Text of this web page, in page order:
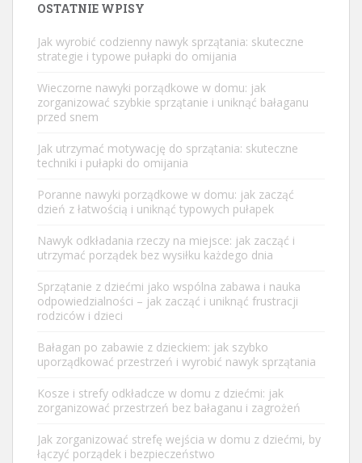
OSTATNIE WPISY
Jak wyrobić codzienny nawyk sprzątania: skuteczne
strategie i typowe pułapki do omijania
Wieczorne nawyki porządkowe w domu: jak
zorganizować szybkie sprzątanie i uniknąć bałaganu
przed snem
Jak utrzymać motywację do sprzątania: skuteczne
techniki i pułapki do omijania
Poranne nawyki porządkowe w domu: jak zacząć
dzień z łatwością i uniknąć typowych pułapek
Nawyk odkładania rzeczy na miejsce: jak zacząć i
utrzymać porządek bez wysiłku każdego dnia
Sprzątanie z dziećmi jako wspólna zabawa i nauka
odpowiedzialności – jak zacząć i uniknąć frustracji
rodziców i dzieci
Bałagan po zabawie z dzieckiem: jak szybko
uporządkować przestrzeń i wyrobić nawyk sprzątania
Kosze i strefy odkładcze w domu z dziećmi: jak
zorganizować przestrzeń bez bałaganu i zagrożeń
Jak zorganizować strefę wejścia w domu z dziećmi, by
łączyć porządek i bezpieczeństwo